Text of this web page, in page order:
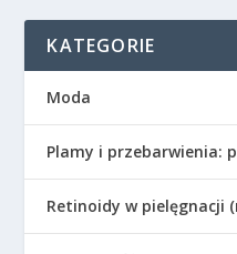
KATEGORIE
Moda
Plamy i przebarwienia:
Retinoidy w pielęgnacji